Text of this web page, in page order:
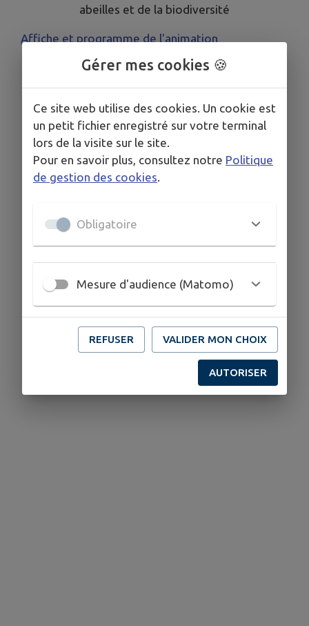
abeilles et de la biodiversité
Affiche et programme de l'animation
Gérer mes cookies 🍪
Ce site web utilise des cookies. Un cookie est
un petit fichier enregistré sur votre terminal
lors de la visite sur le site.
Pour en savoir plus, consultez notre Politique
de gestion des cookies
Obligatoire
Mesure d'audience (Matomo)
REFUSER VALIDER MON CHOIX
AUTORISER